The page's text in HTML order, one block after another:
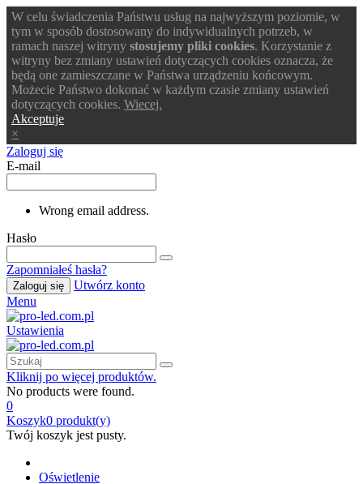
W celu świadczenia Państwu usług na najwyższym poziomie, w
tym w sposób dostosowany do indywidualnych potrzeb, w
ramach naszej witryny stosujemy pliki cookies. Korzystanie z
witryny bez zmiany ustawień dotyczących cookies oznacza, że
będą one zamieszczane w Państwa urządzeniu końcowym.
Możecie Państwo dokonać w każdym czasie zmiany ustawień
dotyczących cookies. Wiecej.
Akceptuje
×
Zaloguj się
E-mail
Wrong email address.
Hasło
Zapomniałeś hasła?
Zaloguj się
Utwórz konto
Menu
Ustawienia
Kliknij po więcej produktów.
No products were found.
0
Koszyk0 produkt(y)
Twój koszyk jest pusty.
Oświetlenie